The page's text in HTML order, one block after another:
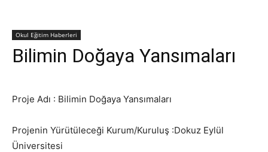
Okul Eğitim Haberleri
Bilimin Doğaya Yansımaları
Proje Adı : Bilimin Doğaya Yansımaları
Projenin Yürütüleceği Kurum/Kuruluş :Dokuz Eylül
Üniversitesi